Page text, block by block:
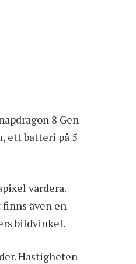
8 Gen
ett batteri på 5
vardera.
även en
bildvinkel.
Hastigheten